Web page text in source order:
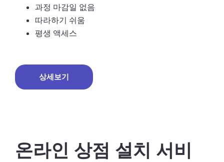
과정 마감일 없음
따라하기 쉬움
평생 액세스
상세보기
온라인 상점 설치 서비